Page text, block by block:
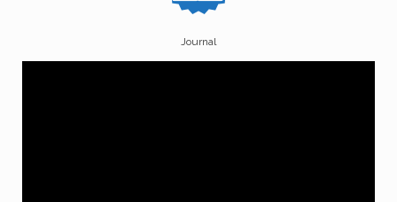
Journal